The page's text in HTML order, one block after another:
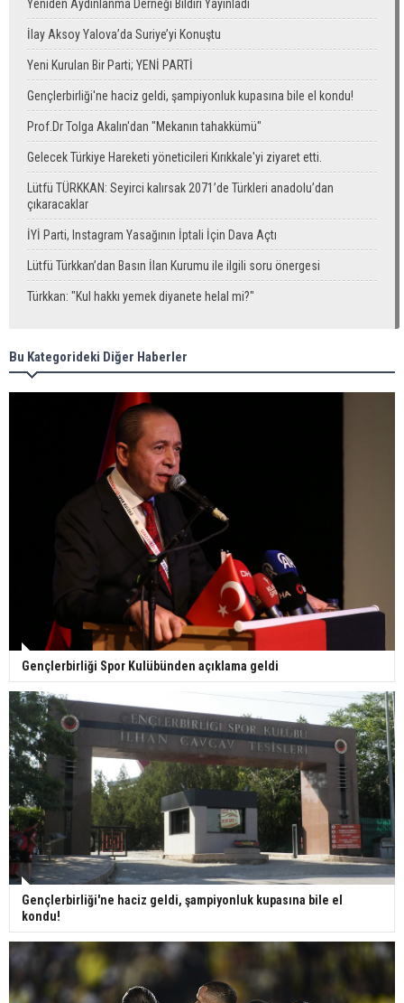
Yeniden Aydınlanma Derneği Bildiri Yayınladı
İlay Aksoy Yalova’da Suriye’yi Konuştu
Yeni Kurulan Bir Parti; YENİ PARTİ
Gençlerbirliği'ne haciz geldi, şampiyonluk kupasına bile el kondu!
Prof.Dr Tolga Akalın'dan "Mekanın tahakkümü"
Gelecek Türkiye Hareketi yöneticileri Kırıkkale'yi ziyaret etti.
Lütfü TÜRKKAN: Seyirci kalırsak 2071’de Türkleri anadolu’dan
çıkaracaklar
İYİ Parti, Instagram Yasağının İptali İçin Dava Açtı
Lütfü Türkkan’dan Basın İlan Kurumu ile ilgili soru önergesi
Türkkan: "Kul hakkı yemek diyanete helal mi?"
Bu Kategorideki Diğer Haberler
Gençlerbirliği Spor Kulübünden açıklama geldi
Gençlerbirliği'ne haciz geldi, şampiyonluk kupasına bile el
kondu!